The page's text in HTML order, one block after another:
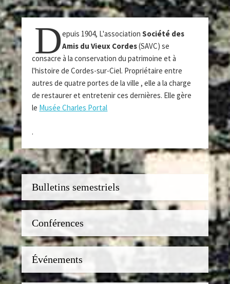
Depuis 1904, L'associationSociété des
Amis du Vieux Cordes(SAVC) se
consacre à la conservation du patrimoine et à
l'histoire de Cordes-sur-Ciel. Propriétaire entre
autres de quatre portes de la ville , elle a la charge
de restaurer et entretenir ces dernières. Elle gère
le Musée Charles Portal
.
Bulletins semestriels
Conférences
Événements